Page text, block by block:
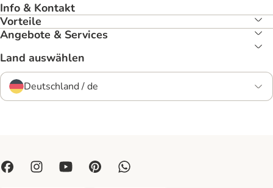
Info & Kontakt
Vorteile
Angebote & Services
Land auswählen
Deutschland / de